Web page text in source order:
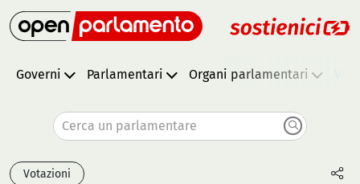
Governi Parlamentari Organi parlamentari
Cerca un parlamentare
Votazioni